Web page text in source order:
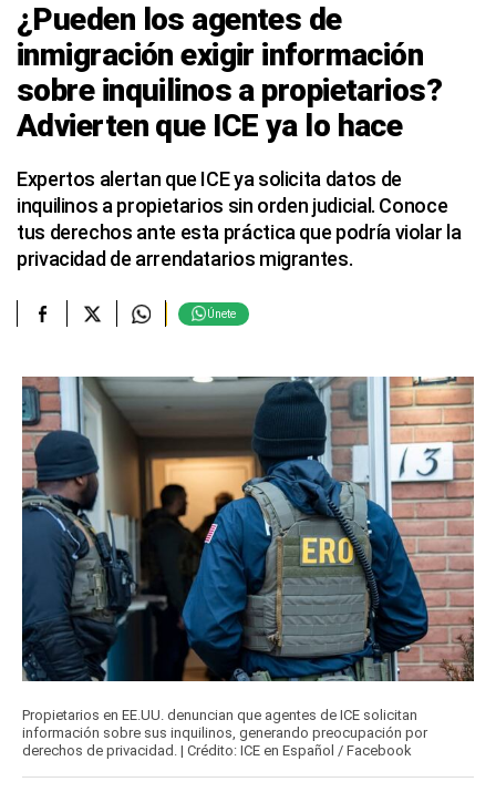
¿Pueden los agentes de
inmigración exigir información
sobre inquilinos a propietarios?
Advierten que ICE ya lo hace
Expertos alertan que ICE ya solicita datos de
inquilinos a propietarios sin orden judicial. Conoce
tus derechos ante esta práctica que podría violar la
privacidad de arrendatarios migrantes.
Únete
Propietarios en EE.UU. denuncian que agentes de ICE solicitan
información sobre sus inquilinos, generando preocupación por
derechos de privacidad. | Crédito: ICE en Español / Facebook